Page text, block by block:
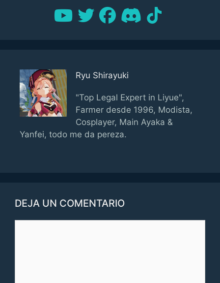
Ryu Shirayuki
"Top Legal Expert in Liyue",
Farmer desde 1996, Modista,
Cosplayer, Main Ayaka &
Yanfei, todo me da pereza.
DEJA UN COMENTARIO